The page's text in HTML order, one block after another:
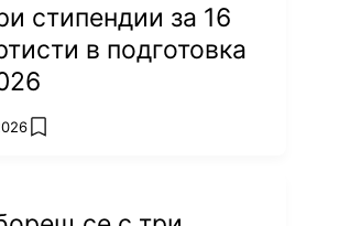
стипендии за 16
в подготовка
add favorites